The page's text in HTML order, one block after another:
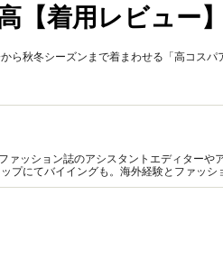
【着用レビュー】
ら秋冬シーズンまで着まわせる「高コスパ
ァッション誌のアシスタントエディターや
プにてバイイングも。海外経験とファッシ
ご提供します。